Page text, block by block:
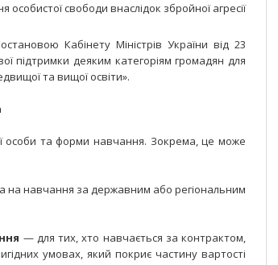
свободи внаслідок збройної агресії
Кабінету Міністрів України від 23
підтримки деяким категоріям громадян для
та вищої освіти».
особи та форми навчання. Зокрема, це може
на навчання за державним або регіональним
— для тих, хто навчається за контрактом,
умовах, який покриє частину вартості